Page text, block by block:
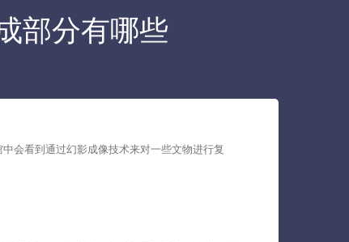
部分有哪些
会看到通过幻影成像技术来对一些文物进行复